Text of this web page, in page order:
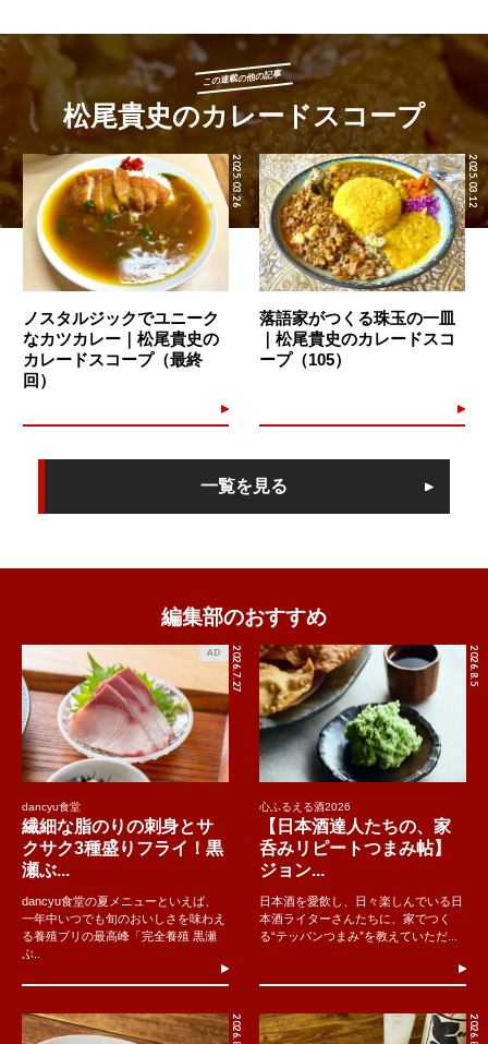
この連載の他の記事
松尾貴史のカレードスコープ
2025.03.26
ノスタルジックでユニーク
なカツカレー｜松尾貴史の
カレードスコープ（最終
回）
2025.03.12
落語家がつくる珠玉の一皿
｜松尾貴史のカレードスコ
ープ（105）
一覧を見る
編集部のおすすめ
2026.7.27
AD
dancyu食堂
繊細な脂のりの刺身とサ
クサク3種盛りフライ！黒
瀬ぶ...
dancyu食堂の夏メニューといえば、
一年中いつでも旬のおいしさを味わえ
る養殖ブリの最高峰「完全養殖 黒瀬
ぶ..
2026.8.5
心ふるえる酒2026
【日本酒達人たちの、家
呑みリピートつまみ帖】
ジョン...
日本酒を愛飲し、日々楽しんでいる日
本酒ライターさんたちに、家でつく
る“テッパンつまみ”を教えていただ...
2026.8.5 2026.8.4